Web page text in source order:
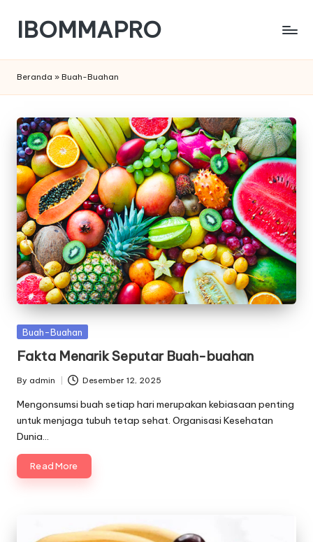
content
IBOMMAPRO
Beranda » Buah-Buahan
Posted
Buah-Buahan
Fakta Menarik Seputar Buah-buahan
Posted
by
By admin Desember 12, 2025
Mengonsumsi buah setiap hari merupakan kebiasaan penting
untuk menjaga tubuh tetap sehat. Organisasi Kesehatan
Dunia…
Read More